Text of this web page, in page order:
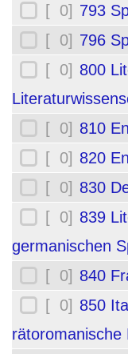
[ 0] 793
[ 0] 796
[ 0] 800
[ 0] 810
[ 0] 820
[ 0] 830
[ 0] 839
germanischen
[ 0] 840
[ 0] 850
rätoromanische